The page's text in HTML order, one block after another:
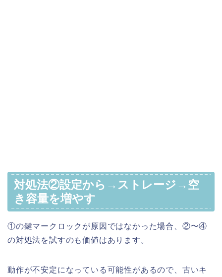
対処法②設定から→ストレージ→空
き容量を増やす
①の鍵マークロックが原因ではなかった場合、②〜④
の対処法を試すのも価値はあります。
動作が不安定になっている可能性があるので、古いキ